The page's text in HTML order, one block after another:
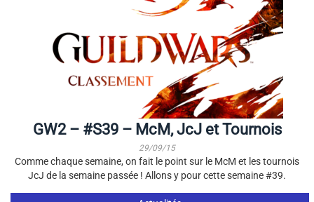
GW2 – #S39 – McM, JcJ et Tournois
29/09/15
Comme chaque semaine, on fait le point sur le McM et les tournois
JcJ de la semaine passée ! Allons y pour cette semaine #39.